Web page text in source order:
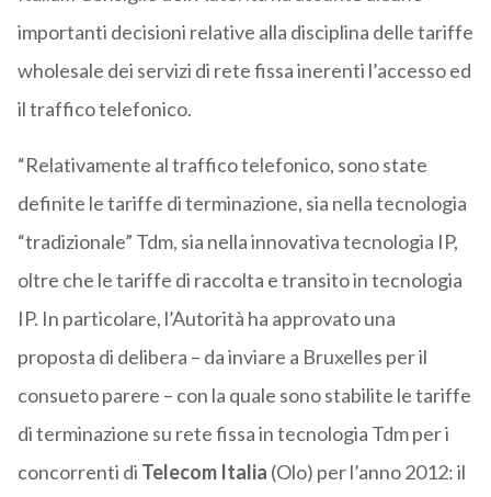
importanti decisioni relative alla disciplina delle tariffe
wholesale dei servizi di rete fissa inerenti l’accesso ed
il traffico telefonico.
“Relativamente al traffico telefonico, sono state
definite le tariffe di terminazione, sia nella tecnologia
“tradizionale” Tdm, sia nella innovativa tecnologia IP,
oltre che le tariffe di raccolta e transito in tecnologia
IP. In particolare, l’Autorità ha approvato una
proposta di delibera – da inviare a Bruxelles per il
consueto parere – con la quale sono stabilite le tariffe
di terminazione su rete fissa in tecnologia Tdm per i
concorrenti di Telecom Italia (Olo) per l’anno 2012: il